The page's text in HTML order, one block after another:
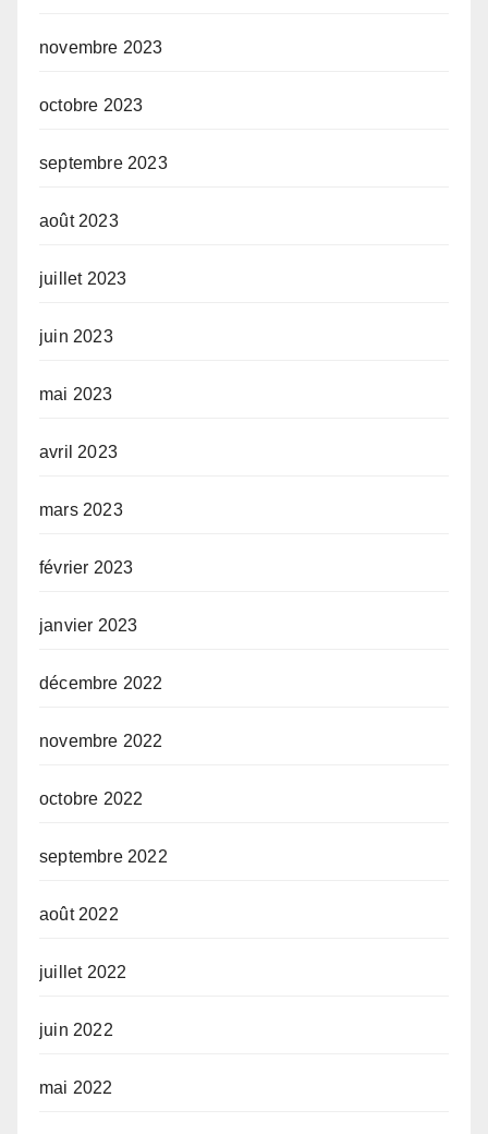
novembre 2023
octobre 2023
septembre 2023
août 2023
juillet 2023
juin 2023
mai 2023
avril 2023
mars 2023
février 2023
janvier 2023
décembre 2022
novembre 2022
octobre 2022
septembre 2022
août 2022
juillet 2022
juin 2022
mai 2022